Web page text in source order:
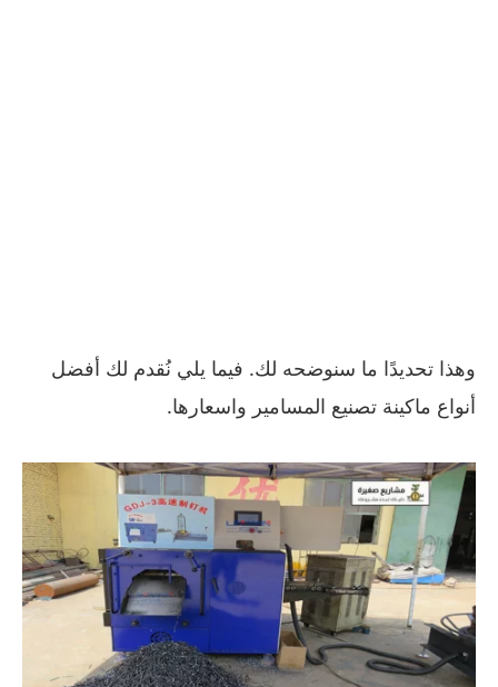
وهذا تحديدًا ما سنوضحه لك. فيما يلي نُقدم لك أفضل
أنواع ماكينة تصنيع المسامير واسعارها.